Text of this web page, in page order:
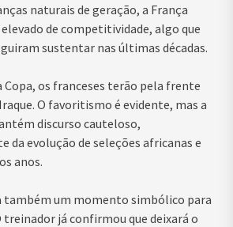
naturais de geração, a França
de competitividade, algo que
sustentar nas últimas décadas.
Copa, os franceses terão pela frente
O favoritismo é evidente, mas a
discurso cauteloso,
da evolução de seleções africanas e
anos.
também um momento simbólico para
treinador já confirmou que deixará o